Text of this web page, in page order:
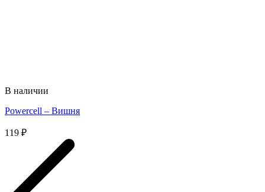
В наличии
Powercell – Вишня
119 ₽